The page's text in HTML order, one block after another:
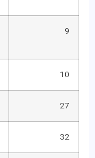
9
10
27
32